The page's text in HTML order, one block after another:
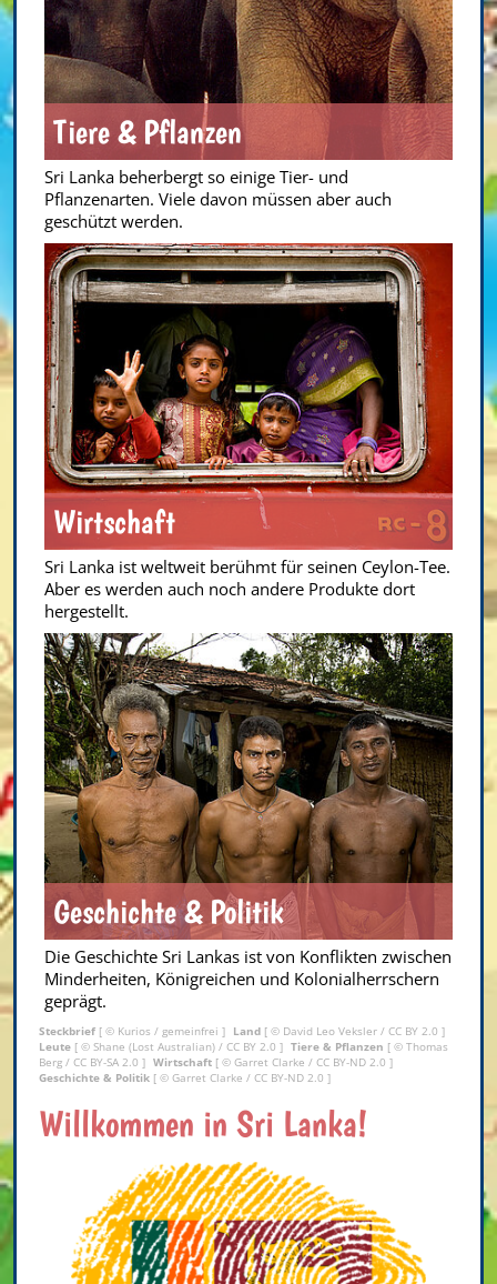
Tiere & Pflanzen
Sri Lanka beherbergt so einige Tier- und
Pflanzenarten. Viele davon müssen aber auch
geschützt werden.
Wirtschaft
Sri Lanka ist weltweit berühmt für seinen Ceylon-Tee.
Aber es werden auch noch andere Produkte dort
hergestellt.
Geschichte & Politik
Die Geschichte Sri Lankas ist von Konflikten zwischen
Minderheiten, Königreichen und Kolonialherrschern
geprägt.
Steckbrief [ © Kurios / gemeinfrei ] Land [ © David Leo Veksler / CC BY 2.0 ]
Leute [ © Shane (Lost Australian) / CC BY 2.0 ] Tiere & Pflanzen [ © Thomas
Berg / CC BY-SA 2.0 ] Wirtschaft [ © Garret Clarke / CC BY-ND 2.0 ]
Geschichte & Politik [ © Garret Clarke / CC BY-ND 2.0 ]
Willkommen in Sri Lanka!